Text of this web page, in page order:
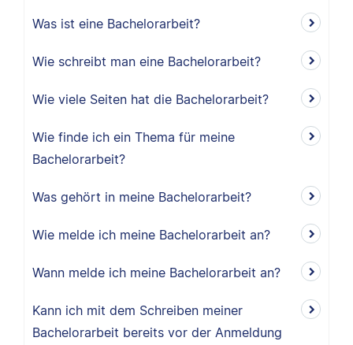
Was ist eine Bachelorarbeit?
Wie schreibt man eine Bachelorarbeit?
Wie viele Seiten hat die Bachelorarbeit?
Wie finde ich ein Thema für meine
Bachelorarbeit?
Was gehört in meine Bachelorarbeit?
Wie melde ich meine Bachelorarbeit an?
Wann melde ich meine Bachelorarbeit an?
Kann ich mit dem Schreiben meiner
Bachelorarbeit bereits vor der Anmeldung